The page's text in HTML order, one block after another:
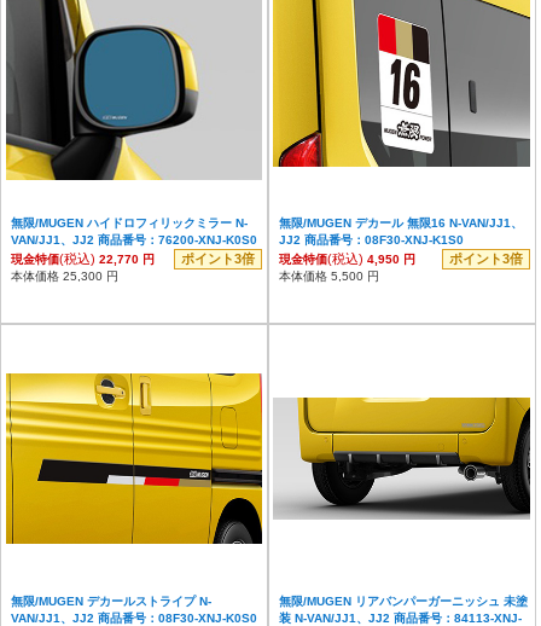
無限/MUGEN ハイドロフィリックミラー N-
VAN/JJ1、JJ2 商品番号：76200-XNJ-K0S0
現金特価(税込) 22,770 円 ポイント3倍
本体価格 25,300 円
無限/MUGEN デカール 無限16 N-VAN/JJ1、
JJ2 商品番号：08F30-XNJ-K1S0
現金特価(税込) 4,950 円 ポイント3倍
本体価格 5,500 円
無限/MUGEN デカールストライプ N-
VAN/JJ1、JJ2 商品番号：08F30-XNJ-K0S0
無限/MUGEN リアバンパーガーニッシュ 未塗
装 N-VAN/JJ1、JJ2 商品番号：84113-XNJ-